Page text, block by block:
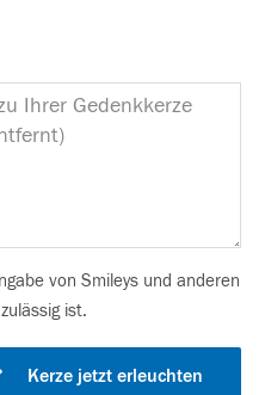
von Smileys und anderen
ist.
Kerze jetzt erleuchten